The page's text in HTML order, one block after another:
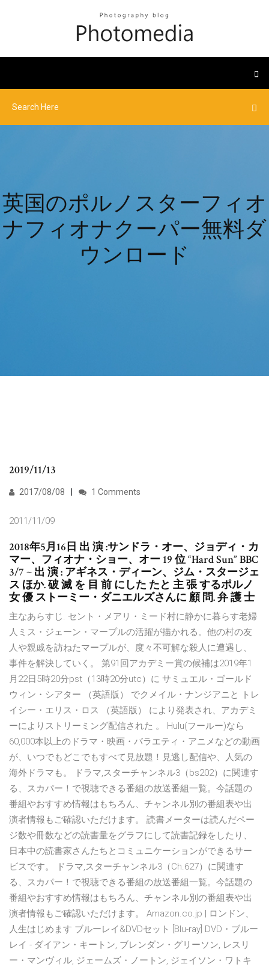
英国のポルノスターフィオ
ナフィオナクーパー無料ダ
ウンロード
2019/11/13
2017/08/08 1 Comments
2011/11/09
2018年5月16日 出 演 :サンドラ・オー、ジョディ・カ
マー、フィオナ・ショー、オー 19 位 “Hard Sun” BBC
3/7 ~ 出 演 : アギネス・ディーン、ジム・スタージェ
ス ほか. 破 滅 を 目 前 にした たと 主 張 するポルノ
女 優 ストーミー・ダニエルズさんに 顧 問. 弁 護 士
主なあらすじ. セント・メアリ・ミード村に静かに暮らす老婦
人ミス・ジェーン・マープルの活躍が描かれる。他の村の友
人や親戚を訪ねたマープルが、度々不可解な殺人に遭遇し、
事件を解決していく。 第91回アカデミー賞の候補は2019年1
月22日5時20分pst（13時20分utc）に サミュエル・ゴールド
ウィン・シアター （英語版） でクメイル・ナンジアニと トレ
イシー・エリス・ロス （英語版） により発表され、アカデミ
ーによりストリーミング配信された 。 Hulu(フールー)なら
60,000本以上のドラマ・映画・バラエティ・アニメなどの動画
が、いつでもどこでもすべて見放題！見逃し配信や、人気の
海外ドラマも。 ドラマ,スターチャンネル3（bs202）に関連す
る、スカパー！で視聴できる番組の放送番組一覧。今話題の
番組やおすすめ情報はもちろん、チャンネル別の番組表や出
演者情報もご確認いただけます。 読書メーターは読んだペー
ジ数や冊数などの読書量をグラフにして読書記録をしたり、
日本中の読書家さんたちとコミュニケーションができるサー
ビスです。 ドラマ,スターチャンネル3（Ch.627）に関連す
る、スカパー！で視聴できる番組の放送番組一覧。今話題の
番組やおすすめ情報はもちろん、チャンネル別の番組表や出
演者情報もご確認いただけます。 Amazon.co.jp | ロンドン、
人生はじめます ブルーレイ&DVDセット [Blu-ray] DVD・ブルー
レイ - ダイアン・キートン, ブレンダン・グリーソン, レスリ
ー・マンヴィル, ジェームズ・ノートン, ジェイソン・ワトキ